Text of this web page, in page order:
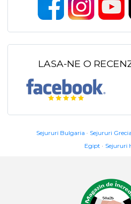
LASA-NE O
Sejururi Bulgaria Sejururi Grecia
Egipt
Sejururi